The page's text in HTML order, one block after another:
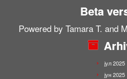
Beta
Powered by Tamara T. and
јул 2025
јун 2025